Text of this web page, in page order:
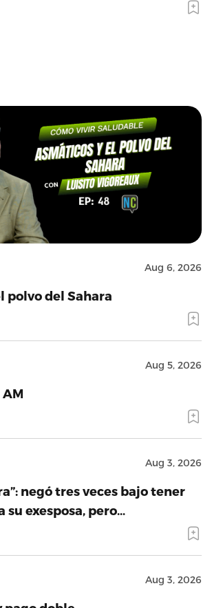
Aug 6, 2026
polvo del Sahara
Aug 5, 2026
AM
Aug 3, 2026
negó tres veces bajo tener
su exesposa, pero…
Aug 3, 2026